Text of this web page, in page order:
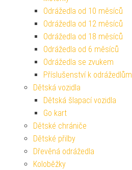
Odrážedla od 10 měsíců
Odrážedla od 12 měsíců
Odrážedla od 18 měsíců
Odrážedla od 6 měsíců
Odrážedla se zvukem
Příslušenství k odrážedlům
Dětská vozidla
Dětská šlapací vozidla
Go kart
Dětské chrániče
Dětské přilby
Dřevěná odrážedla
Koloběžky